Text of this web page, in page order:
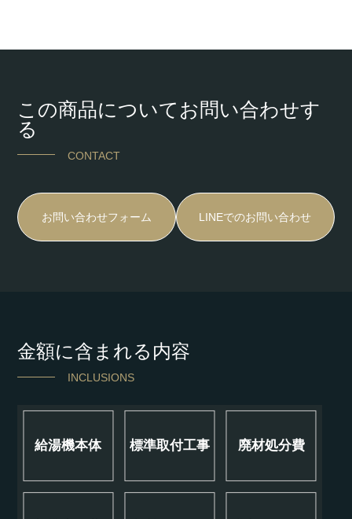
この商品についてお問い合わせす
る
CONTACT
お問い合わせフォーム LINEでのお問い合わせ
金額に含まれる内容
INCLUSIONS
給湯機本体 標準取付工事 廃材処分費